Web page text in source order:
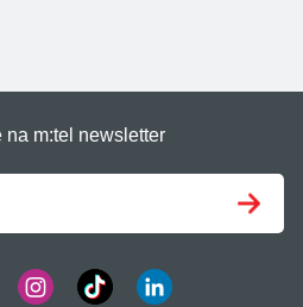
na m:tel newsletter